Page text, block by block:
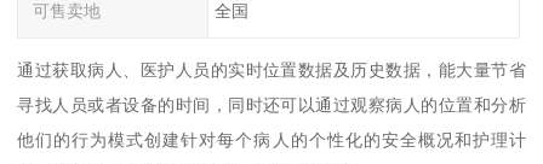
可售卖地 全国
通过获取病人、医护人员的实时位置数据及历史数据，能大量节省
寻找人员或者设备的时间，同时还可以通过观察病人的位置和分析
他们的行为模式创建针对每个病人的个性化的安全概况和护理计